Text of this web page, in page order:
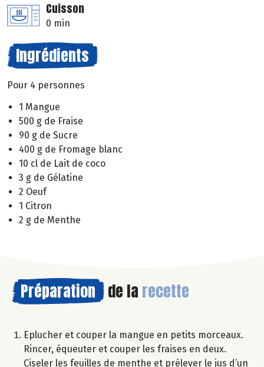
Cuisson
0 min
Ingrédients
Pour 4 personnes
1 Mangue
500 g de Fraise
90 g de Sucre
400 g de Fromage blanc
10 cl de Lait de coco
3 g de Gélatine
2 Oeuf
1 Citron
2 g de Menthe
Préparation de la recette
Eplucher et couper la mangue en petits morceaux.
Rincer, équeuter et couper les fraises en deux.
Ciseler les feuilles de menthe et prélever le jus d’un